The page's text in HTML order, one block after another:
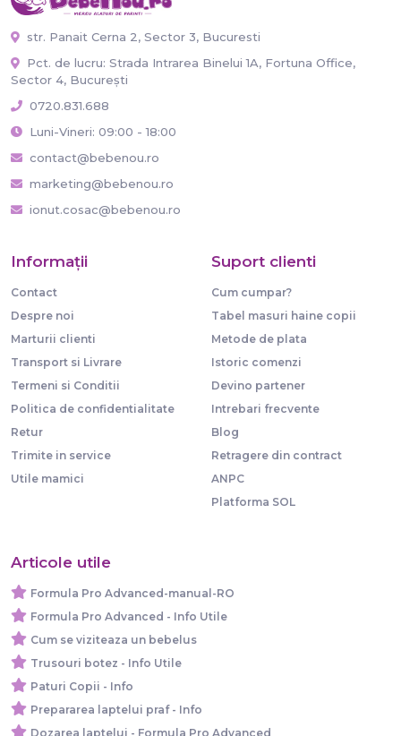
str. Panait Cerna 2, Sector 3, Bucuresti
Pct. de lucru: Strada Intrarea Binelui 1A, Fortuna Office,
Sector 4, București
0720.831.688
Luni-Vineri: 09:00 - 18:00
contact@bebenou.ro
marketing@bebenou.ro
ionut.cosac@bebenou.ro
Informaţii
Contact
Despre noi
Marturii clienti
Transport si Livrare
Termeni si Conditii
Politica de confidentialitate
Retur
Trimite in service
Utile mamici
Suport clienti
Cum cumpar?
Tabel masuri haine copii
Metode de plata
Istoric comenzi
Devino partener
Intrebari frecvente
Blog
Retragere din contract
ANPC
Platforma SOL
Articole utile
Formula Pro Advanced-manual-RO
Formula Pro Advanced - Info Utile
Cum se viziteaza un bebelus
Trusouri botez - Info Utile
Paturi Copii - Info
Prepararea laptelui praf - Info
Dozarea laptelui - Formula Pro Advanced